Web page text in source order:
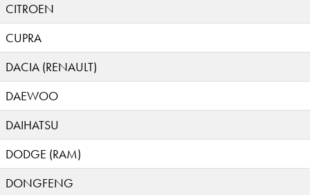
CITROEN
CUPRA
DACIA (RENAULT)
DAEWOO
DAIHATSU
DODGE (RAM)
DONGFENG